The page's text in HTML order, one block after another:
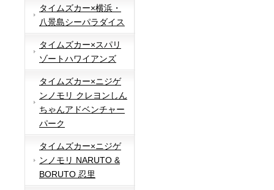
タイムズカー×横浜・
八景島シーパラダイス
タイムズカー×スパリ
ゾートハワイアンズ
タイムズカー×ニジゲ
ンノモリ クレヨンしん
ちゃんアドベンチャー
パーク
タイムズカー×ニジゲ
ンノモリ NARUTO &
BORUTO 忍里